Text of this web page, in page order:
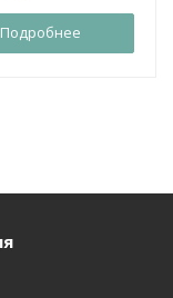
Подробнее